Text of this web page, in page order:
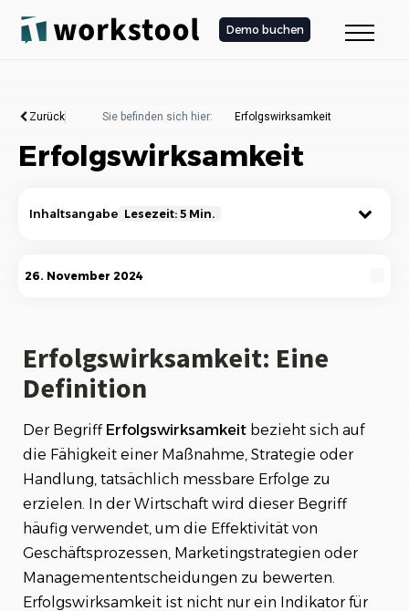
Demo buchen
Zurück Sie befinden sich hier: Erfolgswirksamkeit
Erfolgswirksamkeit
Inhaltsangabe Lesezeit: 5 Min.
Erfolgswirksamkeit: Eine Definition
Wie wird Erfolgswirksamkeit gemessen?
Faktoren, die die Erfolgswirksamkeit
Die Rolle der Kommunikation
Fazit
26. November 2024
Erfolgswirksamkeit: Eine
Definition
Der Begriff Erfolgswirksamkeit bezieht sich auf
die Fähigkeit einer Maßnahme, Strategie oder
Handlung, tatsächlich messbare Erfolge zu
erzielen. In der Wirtschaft wird dieser Begriff
häufig verwendet, um die Effektivität von
Geschäftsprozessen, Marketingstrategien oder
Managemententscheidungen zu bewerten.
Erfolgswirksamkeit ist nicht nur ein Indikator für